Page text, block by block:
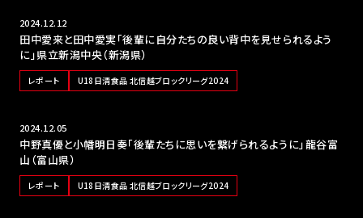
2024.12.12
田中愛来と田中愛実「後輩に自分たちの良い背中を見せられるよう
に」県立新潟中央（新潟県）
レポート U18日清食品 北信越ブロックリーグ2024
2024.12.05
中野真優と小幡明日奏「後輩たちに思いを繋げられるように」龍谷富
山（富山県）
レポート U18日清食品 北信越ブロックリーグ2024